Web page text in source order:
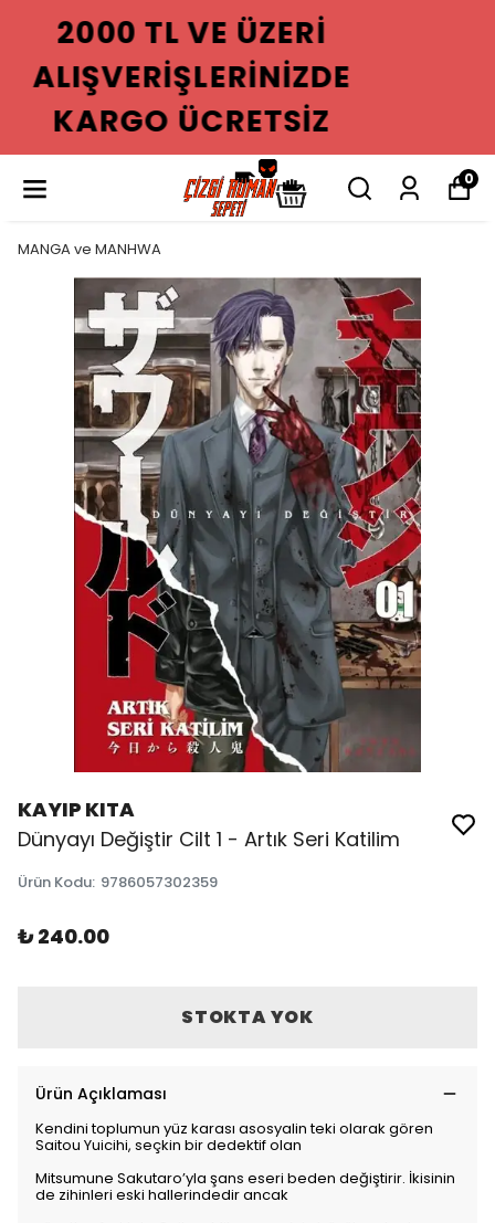
2000 TL VE ÜZERI
ALIŞVERIŞLERINIZDE
KARGO ÜCRETSIZ
0
MANGA ve MANHWA
KAYIP KITA
Dünyayı Değiştir Cilt 1 - Artık Seri Katilim
Ürün Kodu: 9786057302359
₺ 240.00
STOKTA YOK
Ürün Açıklaması
Kendini toplumun yüz karası asosyalin teki olarak gören
Saitou Yuicihi, seçkin bir dedektif olan
Mitsumune Sakutaro’yla şans eseri beden değiştirir. İkisinin
de zihinleri eski hallerindedir ancak